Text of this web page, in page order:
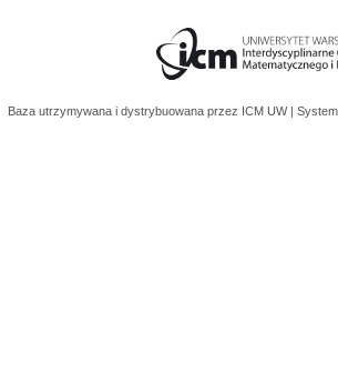
Baza utrzymywana i dystrybuowana przez ICM UW |